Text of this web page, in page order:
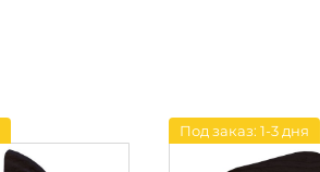
Под заказ: 1-3 дня